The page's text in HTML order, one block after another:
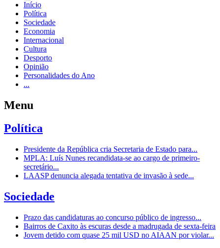
Início
Política
Sociedade
Economia
Internacional
Cultura
Desporto
Opinião
Personalidades do Ano
...
Menu
Política
Presidente da República cria Secretaria de Estado para...
MPLA: Luís Nunes recandidata-se ao cargo de primeiro-
secretário...
LAASP denuncia alegada tentativa de invasão à sede...
Sociedade
Prazo das candidaturas ao concurso público de ingresso...
Bairros de Caxito às escuras desde a madrugada de sexta-feira
Jovem detido com quase 25 mil USD no AIAAN por violar...